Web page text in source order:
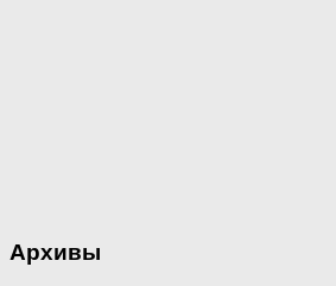
Архивы